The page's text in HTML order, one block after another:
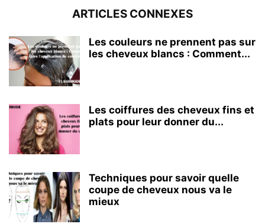
ARTICLES CONNEXES
Les couleurs ne prennent pas sur
les cheveux blancs : Comment...
Les coiffures des cheveux fins et
plats pour leur donner du...
Techniques pour savoir quelle
coupe de cheveux nous va le
mieux